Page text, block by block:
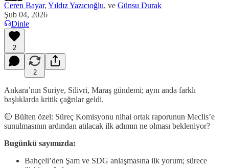
Ceren Bayar, Yıldız Yazıcıoğlu, ve Günsu Durak
Şub 04, 2026
Dinle
2
2
Ankara’nın Suriye, Silivri, Maraş gündemi; aynı anda farklı
başlıklarda kritik çağrılar geldi.
🔴 Bülten özel: Süreç Komisyonu nihai ortak raporunun Meclis’e
sunulmasının ardından atılacak ilk adımın ne olması bekleniyor?
Bugünkü sayımızda:
Bahçeli’den Şam ve SDG anlaşmasına ilk yorum; sürece